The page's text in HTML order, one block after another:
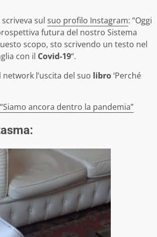
scriveva sul suo profilo Instagram: “Oggi
futura del nostro Sistema
scopo, sto scrivendo un testo nel
con il Covid-19“.
l’uscita del suo libro‘Perché
ancora dentro la pandemia”